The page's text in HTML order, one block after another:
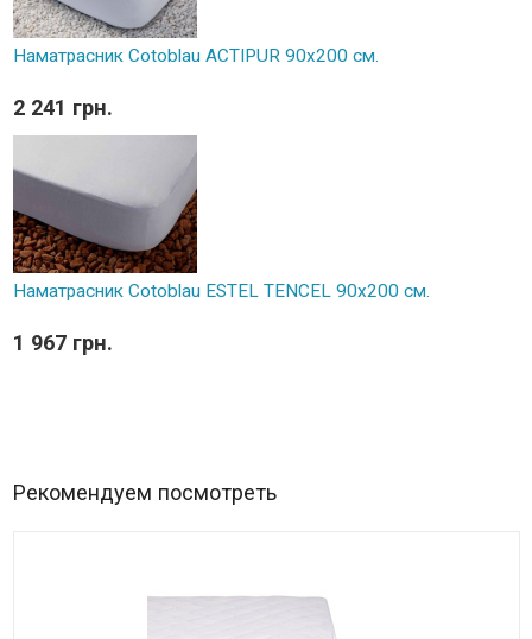
Наматрасник Cotoblau ACTIPUR 90х200 см.
2 241 грн.
Наматрасник Cotoblau ESTEL TENCEL 90х200 см.
1 967 грн.
Рекомендуем посмотреть